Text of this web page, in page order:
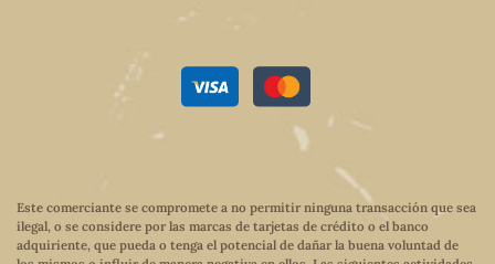
Este comerciante se compromete a no permitir ninguna transacción que sea
ilegal, o se considere por las marcas de tarjetas de crédito o el banco
adquiriente, que pueda o tenga el potencial de dañar la buena voluntad de